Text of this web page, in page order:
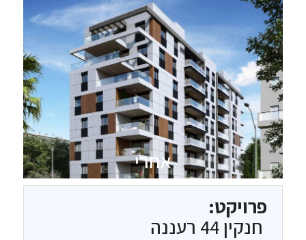
אחרי
פרויקט:
חנקין 44 רעננה